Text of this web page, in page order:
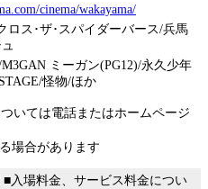
cinema/wakayama/
ロス･ザ･スパイダーバース/兵馬
ミーガン(PG12)/永久少年
怪物/ほか
いては電話またはホームページ
場合があります
入場料金、サービス料金につい